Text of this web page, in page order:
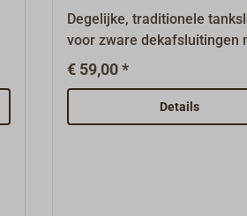
Degelijke, traditionele
voor zware dekafsluitingen
brede sleuf, zoals men die
op veel oudere traditionele
schepen, visserskotters,
beroepsvaartuigen of
€ 59,00 *
Details